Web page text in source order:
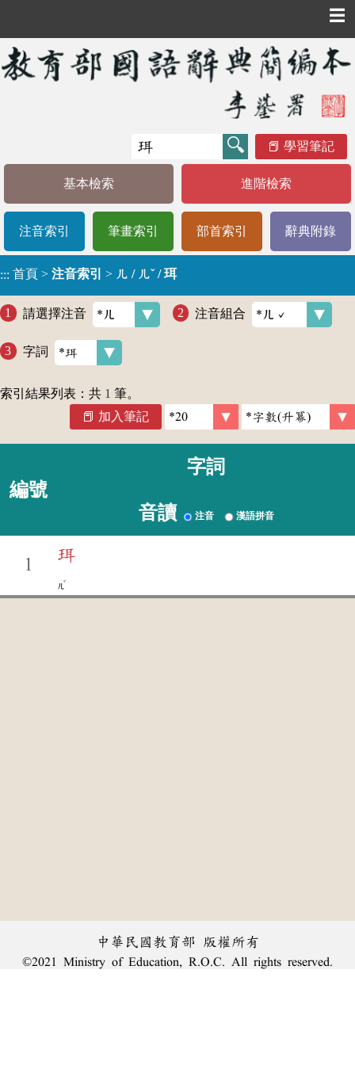
☰
學習筆記
基本檢索 進階檢索
注音索引 筆畫索引 部首索引 辭典附錄
::: 首頁 > 注音索引 > ㄦ / ㄦˇ / 珥
請選擇注音 注音組合
字詞
索引結果列表：共 1 筆。
加入筆記
編號
字詞
音讀 注音 漢語拼音
1
珥
ㄦ
ˇ
中華民國教育部 版權所有
©2021 Ministry of Education, R.O.C. All rights reserved.